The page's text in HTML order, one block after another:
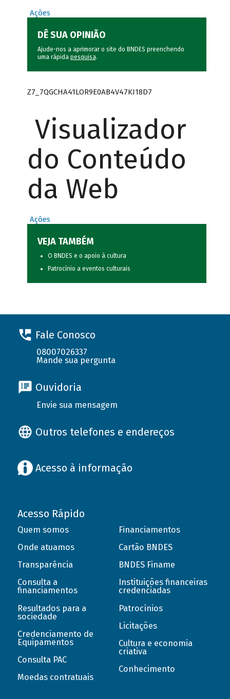
Ações
DÊ SUA OPINIÃO
Ajude-nos a aprimorar o site do BNDES preenchendo
uma rápida pesquisa.
Z7_7QGCHA41LOR9E0AB4V47KI18D7
Visualizador
do Conteúdo
da Web
Ações
VEJA TAMBÉM
O BNDES e o apoio à cultura
Patrocínio a eventos culturais
Fale Conosco
08007026337
Mande sua pergunta
Ouvidoria
Envie sua mensagem
Outros telefones e endereços
Acesso à informação
Acesso Rápido
Quem somos
Onde atuamos
Transparência
Consulta a
financiamentos
Resultados para a
sociedade
Credenciamento de
Equipamentos
Consulta PAC
Moedas contratuais
Financiamentos
Cartão BNDES
BNDES Finame
Instituições financeiras
credenciadas
Patrocínios
Licitações
Cultura e economia
criativa
Conhecimento